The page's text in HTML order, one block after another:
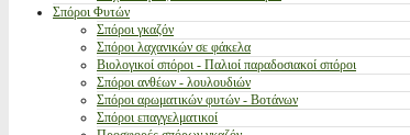
Σπόροι Φυτών
Σπόροι γκαζόν
Σπόροι λαχανικών σε φάκελα
Βιολογικοί σπόροι - Παλιοί παραδοσιακοί σπόροι
Σπόροι ανθέων - λουλουδιών
Σπόροι αρωματικών φυτών - Βοτάνων
Σπόροι επαγγελματικοί